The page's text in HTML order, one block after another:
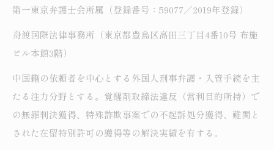
第一東京弁護士会所属（登録番号：59077／2019年登録）
舟渡国際法律事務所（東京都豊島区高田三丁目4番10号 布施
ビル本館3階）
中国籍の依頼者を中心とする外国人刑事弁護・入管手続を主
たる注力分野とする。覚醒剤取締法違反（営利目的所持）で
の無罪判決獲得、特殊詐欺事案での不起訴処分獲得、難関と
された在留特別許可の獲得等の解決実績を有する。